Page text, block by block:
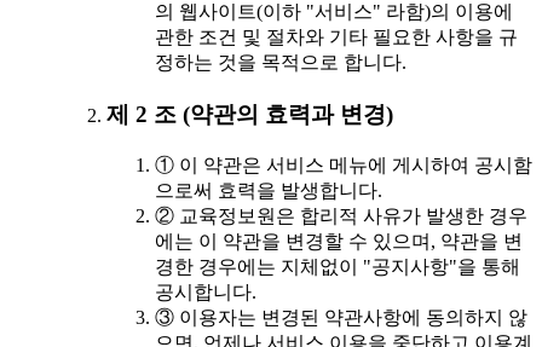
의 웹사이트(이하 "서비스" 라함)의 이용에
관한 조건 및 절차와 기타 필요한 사항을 규
정하는 것을 목적으로 합니다.
제 2 조 (약관의 효력과 변경)
① 이 약관은 서비스 메뉴에 게시하여 공시함
으로써 효력을 발생합니다.
② 교육정보원은 합리적 사유가 발생한 경우
에는 이 약관을 변경할 수 있으며, 약관을 변
경한 경우에는 지체없이 "공지사항"을 통해
공시합니다.
③ 이용자는 변경된 약관사항에 동의하지 않
으면, 언제나 서비스 이용을 중단하고 이용계